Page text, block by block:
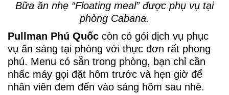
Bữa ăn nhẹ “Floating meal” được phụ vụ tại
phòng Cabana.
Pullman Phú Quốc còn có gói dịch vụ phục
vụ ăn sáng tại phòng với thực đơn rất phong
phú. Menu có sẵn trong phòng, bạn chỉ cần
nhấc máy gọi đặt hôm trước và hẹn giờ để
nhân viên đem đến vào sáng hôm sau nhé.